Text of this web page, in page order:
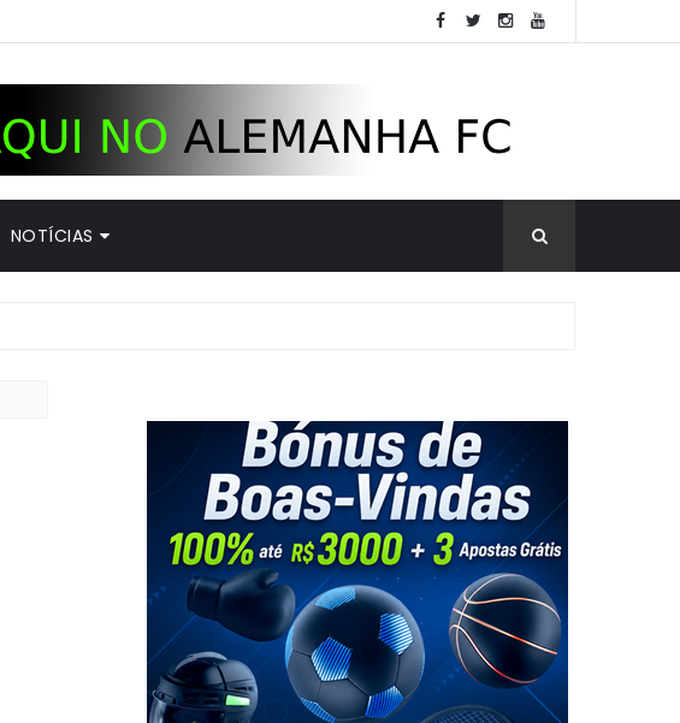
NOTÍCIAS